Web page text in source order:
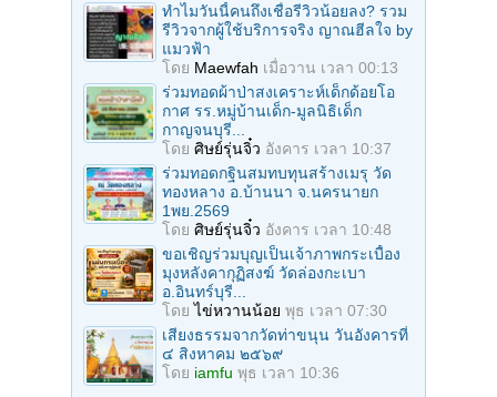
ทำไมวันนี้คนถึงเชื่อรีวิวน้อยลง? รวม
รีวิวจากผู้ใช้บริการจริง ญาณฮีลใจ by
แมวฟ้า
โดย Maewfah เมื่อวาน เวลา 00:13
ร่วมทอดผ้าป่าสงเคราะห์เด็กด้อยโอ
กาศ รร.หมู่บ้านเด็ก-มูลนิธิเด็ก
กาญจนบุรี...
โดย ศิษย์รุ่นจิ๋ว อังคาร เวลา 10:37
ร่วมทอดกฐินสมทบทุนสร้างเมรุ วัด
ทองหลาง อ.บ้านนา จ.นครนายก
1พย.2569
โดย ศิษย์รุ่นจิ๋ว อังคาร เวลา 10:48
ขอเชิญร่วมบุญเป็นเจ้าภาพกระเบื้อง
มุงหลังคากุฏิสงฆ์ วัดล่องกะเบา
อ.อินทร์บุรี...
โดยไข่หวานน้อย พุธ เวลา 07:30
เสียงธรรมจากวัดท่าขนุน วันอังคารที่
๔ สิงหาคม ๒๕๖๙
โดย iamfu พุธ เวลา 10:36